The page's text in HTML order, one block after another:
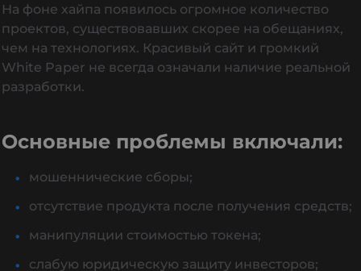
На фоне хайпа появилось огромное количество
проектов, существовавших скорее на обещаниях,
чем на технологиях. Красивый сайт и громкий
White Paper не всегда означали наличие реальной
разработки.
Основные проблемы включали:
мошеннические сборы;
отсутствие продукта после получения средств;
манипуляции стоимостью токена;
слабую юридическую защиту инвесторов;